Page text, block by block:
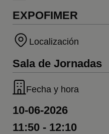
EXPOFIMER
Localización
Sala de Jornadas
Fecha y hora
10-06-2026
11:50 - 12:10